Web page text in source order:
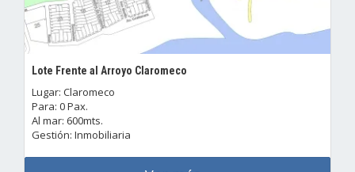
Lote Frente al Arroyo Claromeco
Lugar: Claromeco
Para: 0 Pax.
Al mar: 600mts.
Gestión: Inmobiliaria